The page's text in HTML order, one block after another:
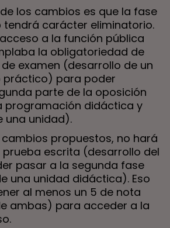
los cambios es que la fase
tendrá carácter eliminatorio.
a la función pública
la obligatoriedad de
examen (desarrollo de un
práctico) para poder
parte de la oposición
programación didáctica y
una unidad).
propuestos, no hará
escrita (desarrollo del
pasar a la segunda fase
una unidad didáctica). Eso
al menos un 5 de nota
ambas) para acceder a la